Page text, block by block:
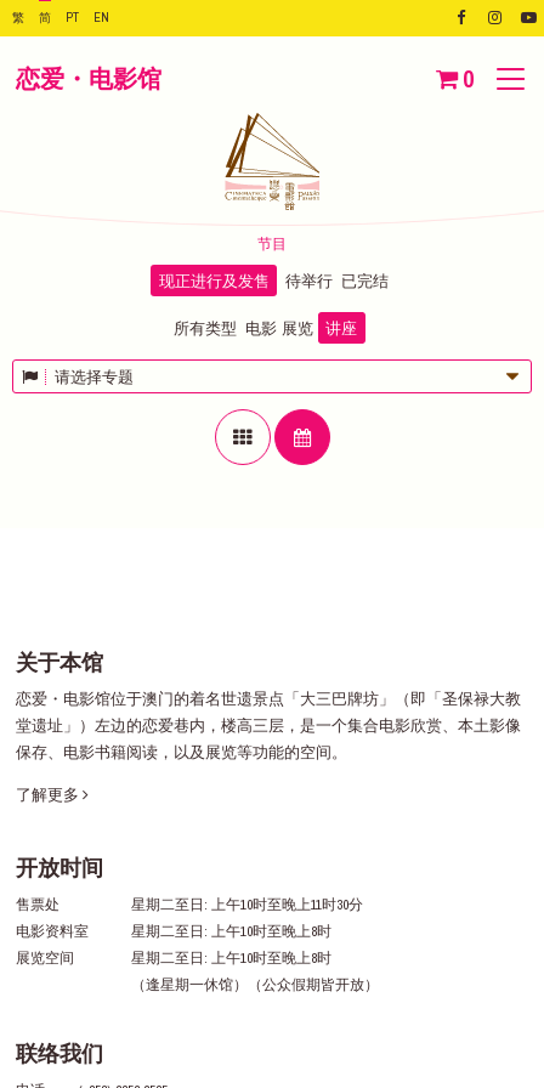
繁 简 PT EN
恋爱・电影馆 0
节目
现正进行及发售 待举行 已完结
所有类型 电影 展览 讲座
请选择专题
关于本馆
恋爱・电影馆位于澳门的着名世遗景点「大三巴牌坊」（即「圣保禄大教
堂遗址」）左边的恋爱巷内，楼高三层，是一个集合电影欣赏、本土影像
保存、电影书籍阅读，以及展览等功能的空间。
了解更多
开放时间
售票处
星期二至日: 上午10时至晚上11时30分
电影资料室
星期二至日: 上午10时至晚上8时
展览空间
星期二至日: 上午10时至晚上8时
（逢星期一休馆）（公众假期皆开放）
联络我们